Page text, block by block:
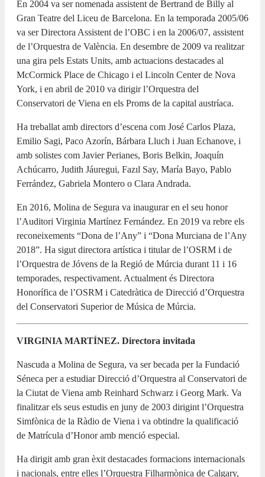
En 2004 va ser nomenada assistent de Bertrand de Billy al
Gran Teatre del Liceu de Barcelona. En la temporada 2005/06
va ser Directora Assistent de l’OBC i en la 2006/07, assistent
de l’Orquestra de València. En desembre de 2009 va realitzar
una gira pels Estats Units, amb actuacions destacades al
McCormick Place de Chicago i el Lincoln Center de Nova
York, i en abril de 2010 va dirigir l’Orquestra del
Conservatori de Viena en els Proms de la capital austríaca.
Ha treballat amb directors d’escena com José Carlos Plaza,
Emilio Sagi, Paco Azorín, Bárbara Lluch i Juan Echanove, i
amb solistes com Javier Perianes, Boris Belkin, Joaquín
Achúcarro, Judith Jáuregui, Fazıl Say, María Bayo, Pablo
Ferrández, Gabriela Montero o Clara Andrada.
En 2016, Molina de Segura va inaugurar en el seu honor
l’Auditori Virginia Martínez Fernández. En 2019 va rebre els
reconeixements “Dona de l’Any” i “Dona Murciana de l’Any
2018”. Ha sigut directora artística i titular de l’OSRM i de
l’Orquestra de Jóvens de la Regió de Múrcia durant 11 i 16
temporades, respectivament. Actualment és Directora
Honorífica de l’OSRM i Catedràtica de Direcció d’Orquestra
del Conservatori Superior de Música de Múrcia.
VIRGINIA MARTÍNEZ. Directora invitada
Nascuda a Molina de Segura, va ser becada per la Fundació
Séneca per a estudiar Direcció d’Orquestra al Conservatori de
la Ciutat de Viena amb Reinhard Schwarz i Georg Mark. Va
finalitzar els seus estudis en juny de 2003 dirigint l’Orquestra
Simfònica de la Ràdio de Viena i va obtindre la qualificació
de Matrícula d’Honor amb menció especial.
Ha dirigit amb gran èxit destacades formacions internacionals
i nacionals, entre elles l’Orquestra Filharmònica de Calgary,